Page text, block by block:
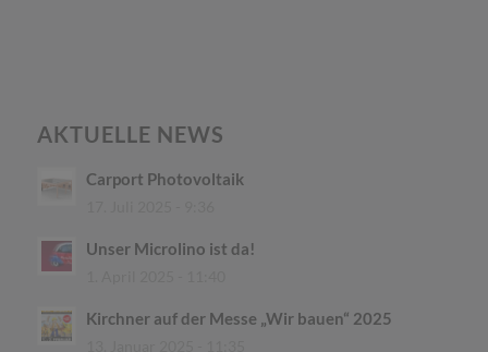
AKTUELLE NEWS
Carport Photovoltaik
Unser Microlino ist da!
Kirchner auf der Messe „Wir bauen“ 2025